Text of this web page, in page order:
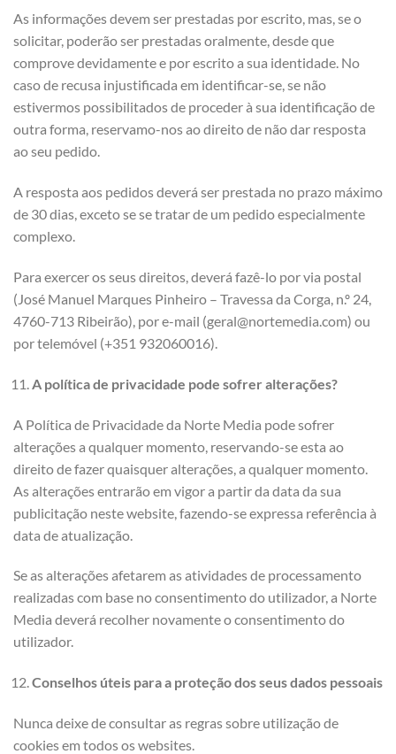
As informações devem ser prestadas por escrito, mas, se o
solicitar, poderão ser prestadas oralmente, desde que
comprove devidamente e por escrito a sua identidade. No
caso de recusa injustificada em identificar-se, se não
estivermos possibilitados de proceder à sua identificação de
outra forma, reservamo-nos ao direito de não dar resposta
ao seu pedido.
A resposta aos pedidos deverá ser prestada no prazo máximo
de 30 dias, exceto se se tratar de um pedido especialmente
complexo.
Para exercer os seus direitos, deverá fazê-lo por via postal
(José Manuel Marques Pinheiro – Travessa da Corga, n.º 24,
4760-713 Ribeirão), por e-mail (geral@nortemedia.com) ou
por telemóvel (+351 932060016).
A política de privacidade pode sofrer alterações?
A Política de Privacidade da Norte Media pode sofrer
alterações a qualquer momento, reservando-se esta ao
direito de fazer quaisquer alterações, a qualquer momento.
As alterações entrarão em vigor a partir da data da sua
publicitação neste website, fazendo-se expressa referência à
data de atualização.
Se as alterações afetarem as atividades de processamento
realizadas com base no consentimento do utilizador, a Norte
Media deverá recolher novamente o consentimento do
utilizador.
Conselhos úteis para a proteção dos seus dados pessoais
Nunca deixe de consultar as regras sobre utilização de
cookies em todos os websites.